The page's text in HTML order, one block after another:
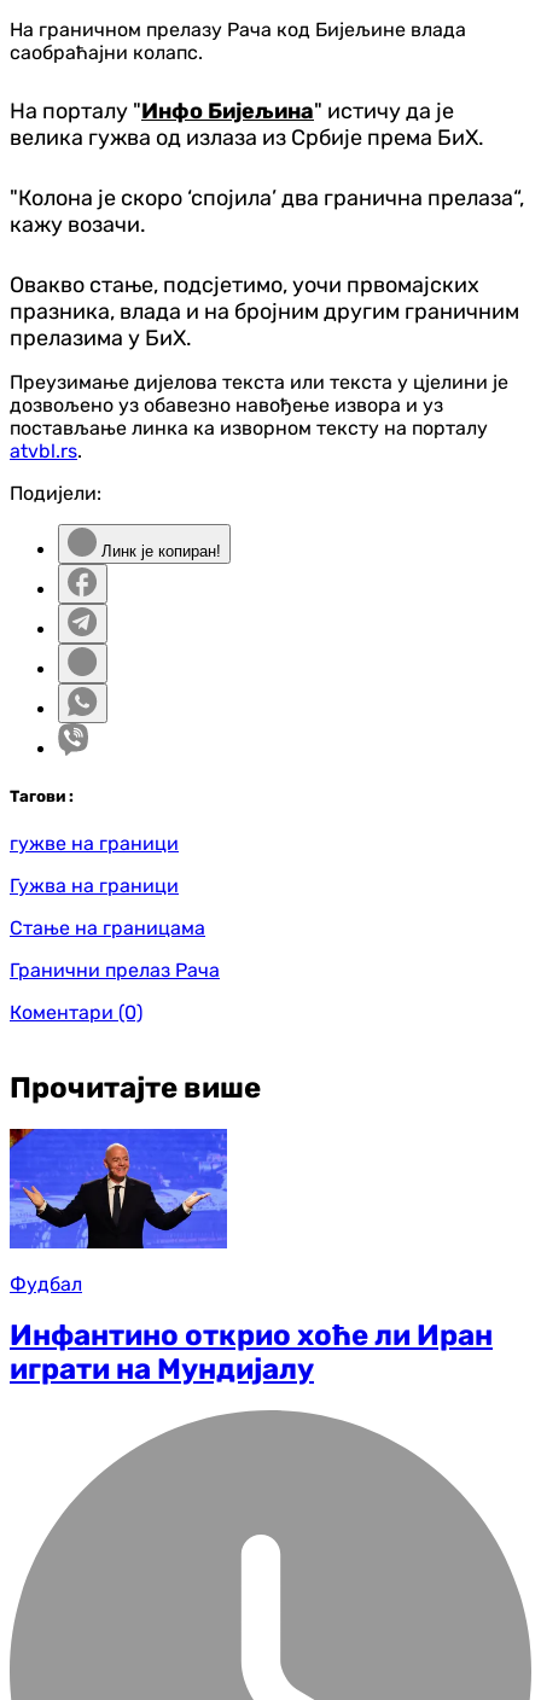
На граничном прелазу Рача код Бијељине влада
саобраћајни колапс.
На порталу "Инфо Бијељина" истичу да је
велика гужва од излаза из Србије према БиХ.
"Колона је скоро ‘спојила’ два гранична прелаза“,
кажу возачи.
Овакво стање, подсјетимо, уочи првомајских
празника, влада и на бројним другим граничним
прелазима у БиХ.
Преузимање дијелова текста или текста у цјелини је
дозвољено уз обавезно навођење извора и уз
постављање линка ка изворном тексту на порталу
atvbl.rs.
Подијели:
Линк је копиран!
Тагови :
гужве на граници
Гужва на граници
Стање на границама
Гранични прелаз Рача
Коментари (0)
Прочитајте више
Фудбал
Инфантино открио хоће ли Иран
играти на Мундијалу